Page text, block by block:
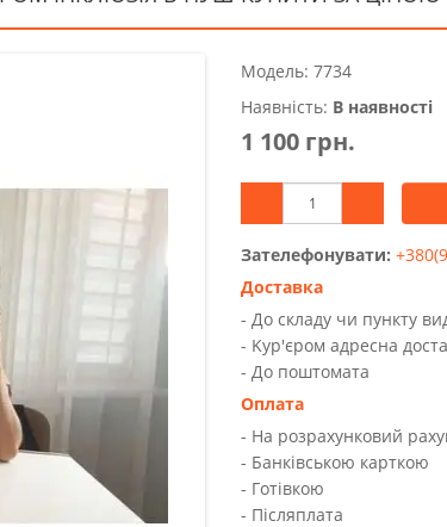
Модель: 7734
Наявність: В наявності
1 100 грн.
Зателефонувати:
Доставка
- До складу чи пункту
- Kур'єром адресна
- До поштомата
Оплата
- На розрахунковий
- Банківською карткою
- Готівкою
- Післяплата